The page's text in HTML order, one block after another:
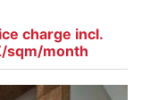
charge incl.
sqm/month